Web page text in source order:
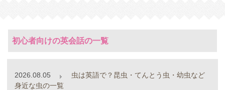
初心者向けの英会話の一覧
2026.08.05
虫は英語で？昆虫・てんとう虫・幼虫など
身近な虫の一覧